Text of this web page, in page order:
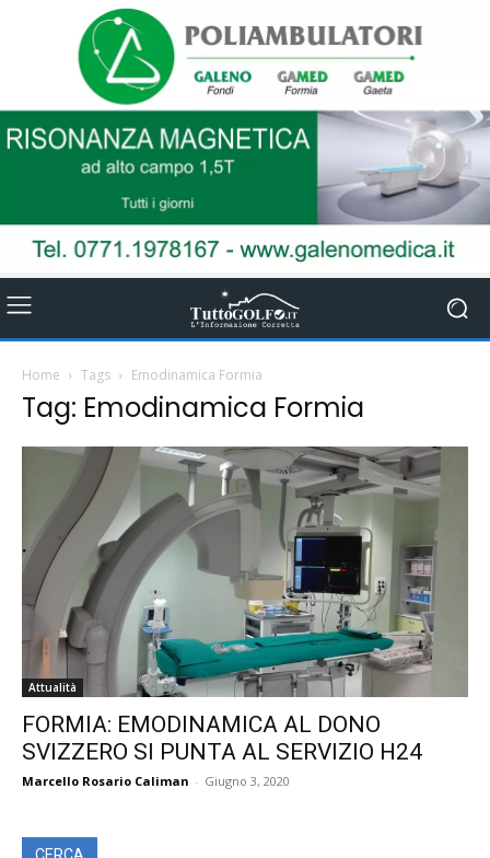
Home Tags Emodinamica Formia
Tag: Emodinamica Formia
Attualità
FORMIA: EMODINAMICA AL DONO
SVIZZERO SI PUNTA AL SERVIZIO H24
Marcello Rosario Caliman - Giugno 3, 2020